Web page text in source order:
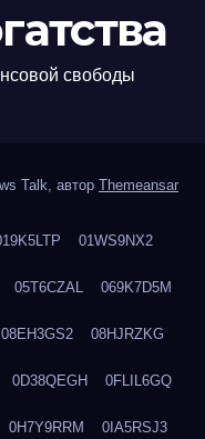
свободы
Talk, автор Themeansar
01WS9NX2
05T6CZAL 069K7D5M
08EH3GS2 08HJRZKG
0D38QEGH 0FLIL6GQ
0H7Y9RRM 0IA5RSJ3